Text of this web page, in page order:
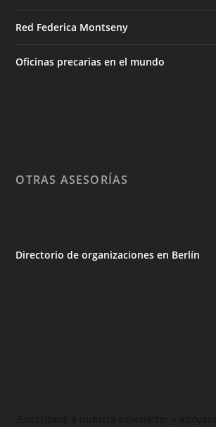
Red Federica Montseny
Oficinas precarias en el mundo
OTRAS ASESORÍAS
Directorio de organizaciones en Berlín